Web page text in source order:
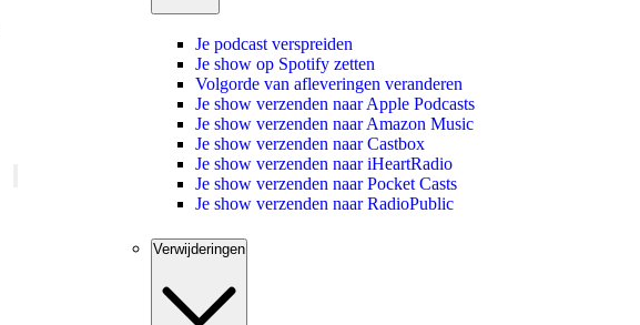
Je podcast verspreiden
Je show op Spotify zetten
Volgorde van afleveringen veranderen
Je show verzenden naar Apple Podcasts
Je show verzenden naar Amazon Music
Je show verzenden naar Castbox
Je show verzenden naar iHeartRadio
Je show verzenden naar Pocket Casts
Je show verzenden naar RadioPublic
Verwijderingen